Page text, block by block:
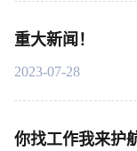
重大新闻！
2023-07-28
你找工作我来护